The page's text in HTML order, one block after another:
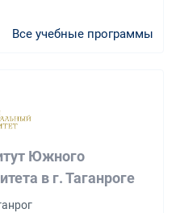
Все учебные программы
Южного
в г. Таганроге